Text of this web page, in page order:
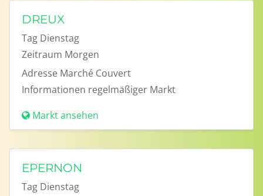
DREUX
Tag Dienstag
Zeitraum Morgen
Adresse Marché Couvert
Informationen regelmäßiger Markt
Markt ansehen
EPERNON
Tag Dienstag